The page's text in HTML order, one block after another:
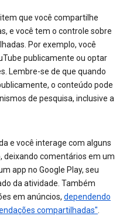
que você compartilhe
e você tem o controle sobre
Por exemplo, você
publicamente ou optar
Lembre-se de que quando
o conteúdo pode
de pesquisa, inclusive a
e você interage com alguns
deixando comentários em um
app no Google Play, seu
da atividade. Também
em anúncios, dependendo
compartilhadas"